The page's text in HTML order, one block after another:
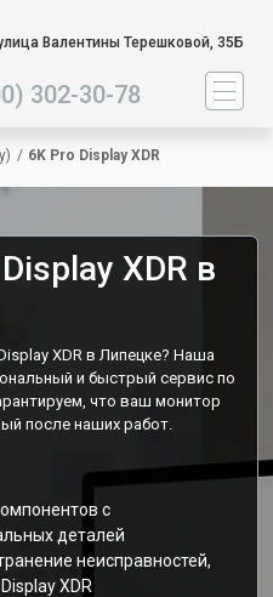
Валентины Терешковой, 35Б
302-30-78
/ 6K Pro Display XDR
XDR в
XDR в Липецке? Наша
и быстрый сервис по
что ваш монитор
после наших работ.
с
деталей
неисправностей,
XDR